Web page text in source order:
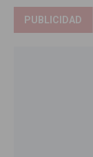
PUBLICIDAD